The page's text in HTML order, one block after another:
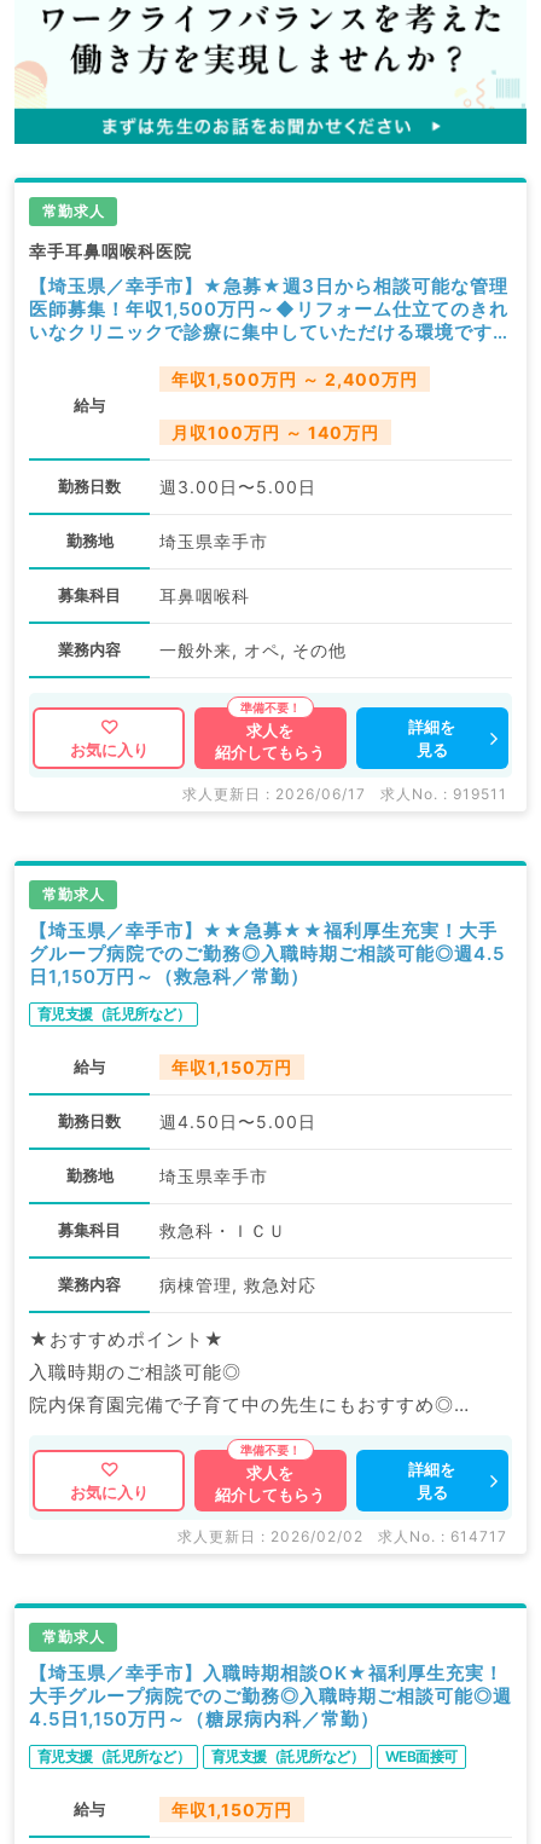
常勤求人
幸手耳鼻咽喉科医院
【埼玉県／幸手市】★急募★週3日から相談可能な管理
医師募集！年収1,500万円～◆リフォーム仕立てのきれ
いなクリニックで診療に集中していただける環境です
給与
年収1,500万円 ～ 2,400万円
月収100万円 ～ 140万円
勤務日数 週3.00日〜5.00日
勤務地 埼玉県幸手市
募集科目 耳鼻咽喉科
業務内容 一般外来, オペ, その他
お気に入り
求人を
紹介してもらう
詳細を
見る
求人更新日 : 2026/06/17 求人No. : 919511
常勤求人
【埼玉県／幸手市】★★急募★★福利厚生充実！大手
グループ病院でのご勤務◎入職時期ご相談可能◎週4.5
日1,150万円～（救急科／常勤）
育児支援（託児所など）
給与 年収1,150万円
勤務日数 週4.50日〜5.00日
勤務地 埼玉県幸手市
募集科目 救急科・ＩＣＵ
業務内容 病棟管理, 救急対応
★おすすめポイント★
入職時期のご相談可能◎
院内保育園完備で子育て中の先生にもおすすめ◎
福利厚生充実の大手グループ病院でのご勤務です。
マイナビDOCTORでは病院やクリニックなどの医療機
関求人はもちろんのこと、
求人内容の詳細等はお気軽にお問合せ下さい。
お気に入り
求人を
紹介してもらう
詳細を
見る
求人更新日 : 2026/02/02 求人No. : 614717
常勤求人
【埼玉県／幸手市】入職時期相談OK★福利厚生充実！
大手グループ病院でのご勤務◎入職時期ご相談可能◎週
4.5日1,150万円～（糖尿病内科／常勤）
育児支援（託児所など） 育児支援（託児所など） WEB面接可
給与 年収1,150万円